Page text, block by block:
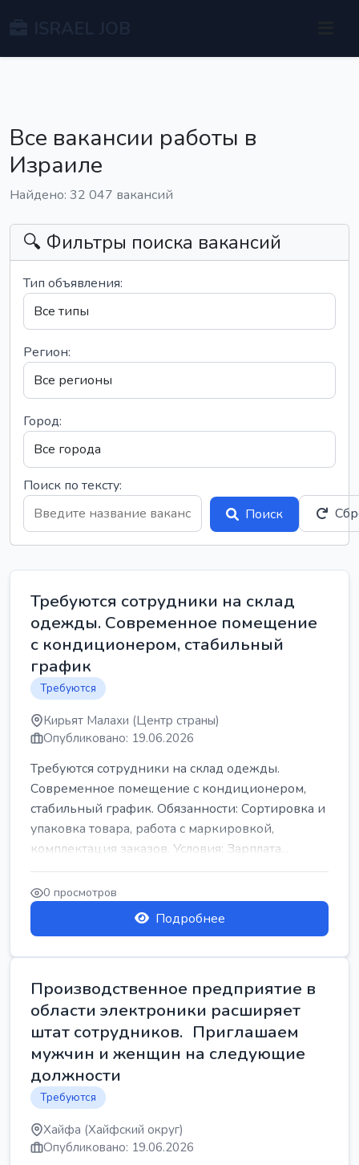
Все вакансии работы в
Израиле
Найдено: 32 047 вакансий
🔍 Фильтры поиска вакансий
Тип объявления:
Регион:
Город:
Поиск по тексту:
Поиск
Требуются сотрудники на склад
одежды. Современное помещение
с кондиционером, стабильный
график
Требуются
Кирьят Малахи (Центр страны)
Опубликовано: 19.06.2026
Требуются сотрудники на склад одежды.
Современное помещение с кондиционером,
стабильный график. Обязанности: Сортировка и
упаковка товара, работа с маркировкой,
комплектация заказов. Условия: Зарплата...
0 просмотров
Подробнее
Производственное предприятие в
области электроники расширяет
штат сотрудников. Приглашаем
мужчин и женщин на следующие
должности
Требуются
Хайфа (Хайфский округ)
Опубликовано: 19.06.2026